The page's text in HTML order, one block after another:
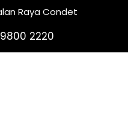
Raya Condet
2220